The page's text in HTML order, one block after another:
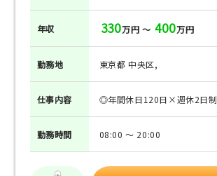
年収 330万円 ～ 400万円
勤務地 東京都 中央区,
仕事内容 ◎年間休日120日×週休2日
勤務時間 08:00 ～ 20:00